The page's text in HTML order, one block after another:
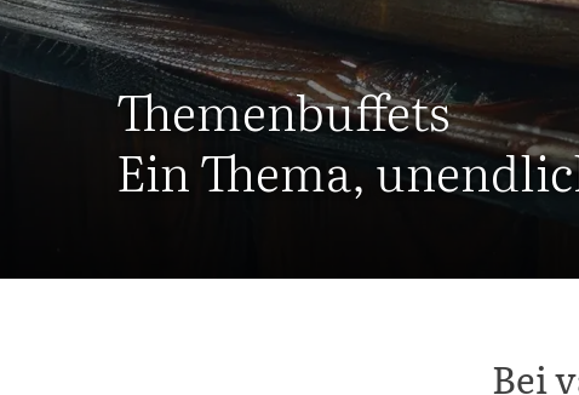
Themenbuffets
Ein Thema,
Bei